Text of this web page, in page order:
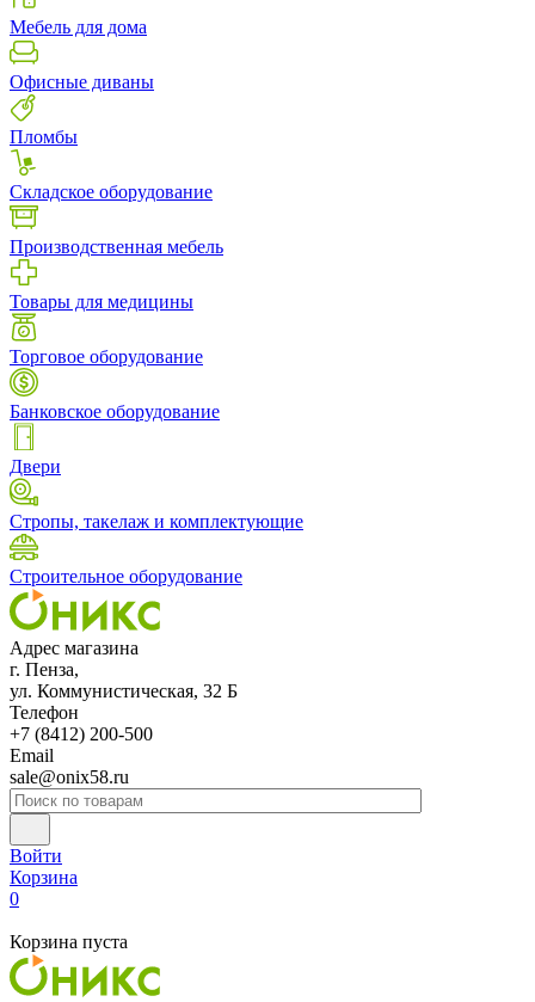
Мебель для дома
Офисные диваны
Пломбы
Складское оборудование
Производственная мебель
Товары для медицины
Торговое оборудование
Банковское оборудование
Двери
Стропы, такелаж и комплектующие
Строительное оборудование
Адрес магазина
г. Пенза,
ул. Коммунистическая, 32 Б
Телефон
+7 (8412) 200-500
Email
sale@onix58.ru
Войти
Корзина
0
Корзина пуста